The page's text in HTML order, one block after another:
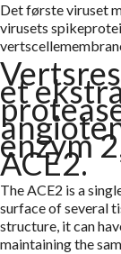
Det første viruset
virusets
et
enzym
ACE2.
The ACE2 is a
surface of several
structure, it can
maintaining the